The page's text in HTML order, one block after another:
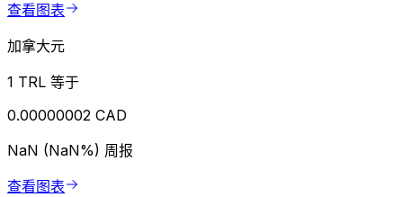
查看图表
加拿大元
1 TRL 等于
0.00000002 CAD
NaN (NaN%) 周报
查看图表